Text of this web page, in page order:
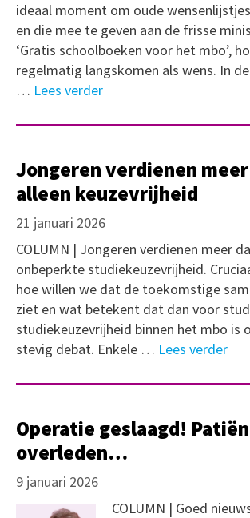
ideaal moment om oude
en die mee te geven aan de frisse
‘Gratis schoolboeken voor het mbo’,
regelmatig langskomen als wens. In
… Lees verder
Jongeren verdienen
alleen keuzevrijheid
21 januari 2026
COLUMN | Jongeren verdienen meer
onbeperkte studiekeuzevrijheid.
hoe willen we dat de toekomstige
ziet en wat betekent dat dan voor
studiekeuzevrijheid binnen het mbo is
stevig debat. Enkele … Lees verder
Operatie geslaagd!
overleden…
9 januari 2026
COLUMN | Goed